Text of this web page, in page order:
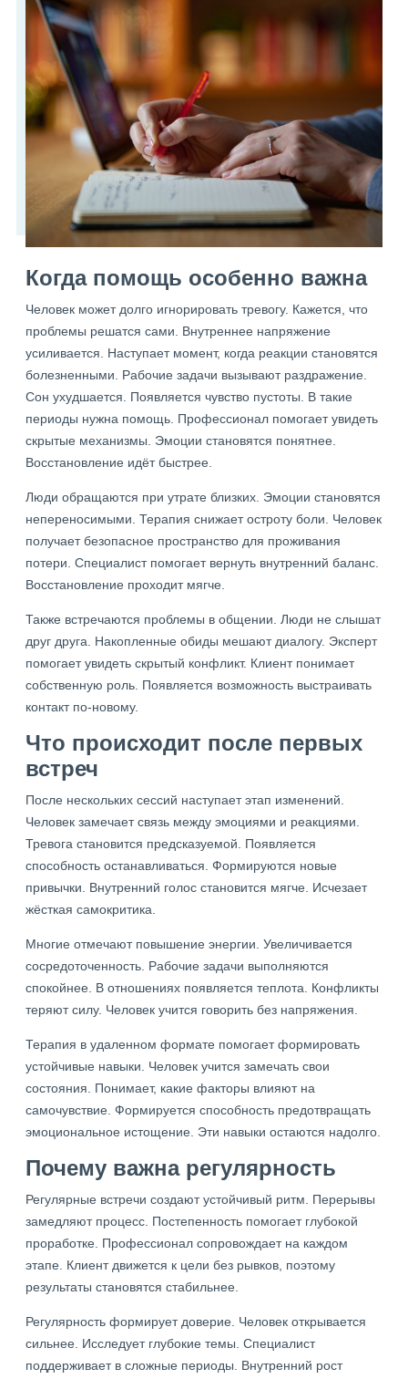
Когда помощь особенно важна
Человек может долго игнорировать тревогу. Кажется, что
проблемы решатся сами. Внутреннее напряжение
усиливается. Наступает момент, когда реакции становятся
болезненными. Рабочие задачи вызывают раздражение.
Сон ухудшается. Появляется чувство пустоты. В такие
периоды нужна помощь. Профессионал помогает увидеть
скрытые механизмы. Эмоции становятся понятнее.
Восстановление идёт быстрее.
Люди обращаются при утрате близких. Эмоции становятся
непереносимыми. Терапия снижает остроту боли. Человек
получает безопасное пространство для проживания
потери. Специалист помогает вернуть внутренний баланс.
Восстановление проходит мягче.
Также встречаются проблемы в общении. Люди не слышат
друг друга. Накопленные обиды мешают диалогу. Эксперт
помогает увидеть скрытый конфликт. Клиент понимает
собственную роль. Появляется возможность выстраивать
контакт по-новому.
Что происходит после первых
встреч
После нескольких сессий наступает этап изменений.
Человек замечает связь между эмоциями и реакциями.
Тревога становится предсказуемой. Появляется
способность останавливаться. Формируются новые
привычки. Внутренний голос становится мягче. Исчезает
жёсткая самокритика.
Многие отмечают повышение энергии. Увеличивается
сосредоточенность. Рабочие задачи выполняются
спокойнее. В отношениях появляется теплота. Конфликты
теряют силу. Человек учится говорить без напряжения.
Терапия в удаленном формате помогает формировать
устойчивые навыки. Человек учится замечать свои
состояния. Понимает, какие факторы влияют на
самочувствие. Формируется способность предотвращать
эмоциональное истощение. Эти навыки остаются надолго.
Почему важна регулярность
Регулярные встречи создают устойчивый ритм. Перерывы
замедляют процесс. Постепенность помогает глубокой
проработке. Профессионал сопровождает на каждом
этапе. Клиент движется к цели без рывков, поэтому
результаты становятся стабильнее.
Регулярность формирует доверие. Человек открывается
сильнее. Исследует глубокие темы. Специалист
поддерживает в сложные периоды. Внутренний рост